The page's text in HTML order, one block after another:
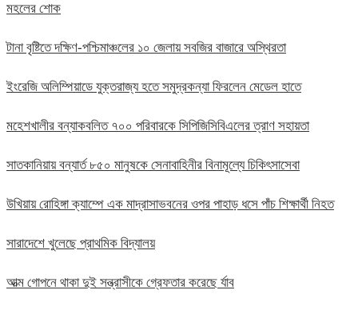
মহলের শোক
টানা বৃষ্টিতে দক্ষিণ-পশ্চিমাঞ্চলের ১০ জেলায় সবজির বাজারে অস্থিরতা
ইংরেজি অলিম্পিয়াডে যুক্তরাজ্য হতে সমুদ্রকন্যা ফিরলেন মেডেল হাতে
মহেশখালীর বন্যাকবলিত ৭০০ পরিবারকে সিপিজিসিবিএলের ত্রাণ সহায়তা
সাতকানিয়ায় বন্যার্ত ৮৫০ মানুষকে সেনাবাহিনীর বিনামূল্যে চিকিৎসাসেবা
উখিয়ায় রোহিঙ্গা ক্যাম্পে এক মাদ্রাসাভবনের ওপর পাহাড় ধসে পাঁচ শিক্ষার্থী নিহত
সারাদেশে খুলেছে প্রাথমিক বিদ্যালয়
আত্ম গোপনে থাকা দুই সন্ত্রাসীকে গ্রেফতার করেছে র্যাব